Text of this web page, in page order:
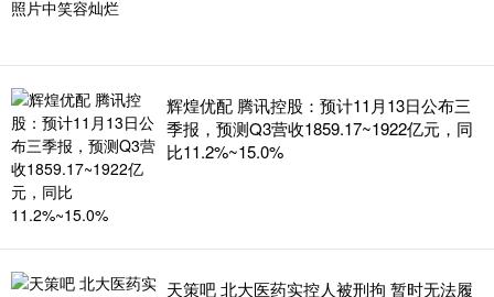
辉煌优配 腾讯控股：预计11月13日公布三
季报，预测Q3营收1859.17~1922亿元，同
比11.2%~15.0%
天策吧 北大医药实控人被刑拘 暂时无法履